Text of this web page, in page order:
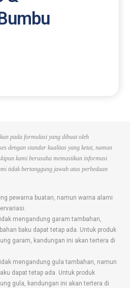
pada formulasi yang dibuat oleh
dengan standar kualitas yang ketat, namun
kami berusaha memastikan informasi
tidak bertanggung jawab atas perbedaan
pewarna buatan, namun warna alami
mengandung garam tambahan,
baku dapat tetap ada. Untuk produk
garam, kandungan ini akan tertera di
mengandung gula tambahan, namun
dapat tetap ada. Untuk produk
gula, kandungan ini akan tertera di